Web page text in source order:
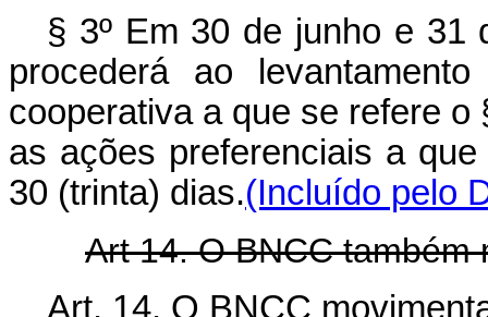
§ 3º Em 30 de junho e 31
procederá ao
cooperativa a que se refere o
as ações preferenciais a
30 (trinta) dias.(Incluído pelo
Art 14. O BNCC
Art. 14. O BNCC